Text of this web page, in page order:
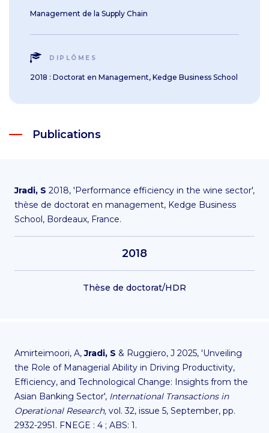
Management de la Supply Chain
DIPLÔMES
2018 : Doctorat en Management, Kedge Business School
Publications
Jradi, S 2018, 'Performance efficiency in the wine sector',
thèse de doctorat en management, Kedge Business
School, Bordeaux, France.
2018
Thèse de doctorat/HDR
Amirteimoori, A,Jradi, S & Ruggiero, J 2025, 'Unveiling
the Role of Managerial Ability in Driving Productivity,
Efficiency, and Technological Change: Insights from the
Asian Banking Sector', International Transactions in
Operational Research, vol. 32, issue 5, September, pp.
2932-2951. FNEGE : 4 ; ABS: 1.